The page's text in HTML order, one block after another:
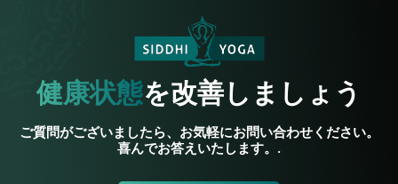
健康状態を改善しましょう
ご質問がございましたら、お気軽にお問い合わせください。
喜んでお答えいたします。.